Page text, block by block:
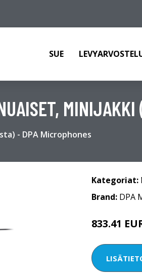
SUE
MINIJAKKI
- DPA Microphones
Kategoriat:
Brand: DPA
833.41